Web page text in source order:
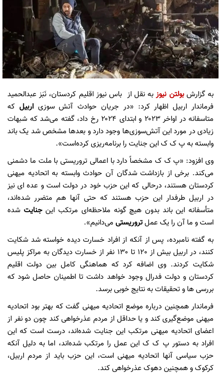
به گزارش بولتن نیوزبه نقل از باس نیوز اقلیم کردستان، نَبَز عبدالحمید
فرماندار اربیل اظهار کرد: «در جریان حوادث آتش سوزیاربیل که
متاسفانه در اواخر ۲۰۲۳ و ابتدای ۲۰۲۴ رخ داد، گفته می‌شد که شبهات
زیادی در مورد این آتش‌سوزی‌ها وجود دارد و بعدها مشخص شد یک باند
وابسته به پ ک ک این جنایت را برنامه‌ریزی کردەاست».
وی افزود: «پ ک ک مشخصاً دارد با اعمالی تروریستی با ملت ما دشمنی
می‌کند. برخی از بازداشت شدگان آن حوادث وابسته به اتحادیه میهنی
کردستان هستند، درحالی که این حزب خود در دولت است و عده ای نیز
در اربیل طرفدار این حزب هستند که حتی آنها هم متضرر شده‌اند،
متأسفانه این باند بدون هیچ گونه ملاحظه‌ای مرتکب اینجنایت شده‌
است و ما آن را یک عملتروریستی می‌دانیم».
به گفته نامبرده، پس از آنکه از افراد خسارت دیده خواسته شد شکایت
کنند، در اربیل بیش از 120 تا 130 نفر از خسارت دیدگان به مراکز پلیس
شکایت کردند. وی اضافه کرد که هماهنگی کامل بین دولت اقلیم
کردستان و دولت فدرال وجود خواهد داشت تا اطمینان حاصل شود که
بررسی ها و تحقیقات به نتایج خوبی برسد.
فرماندار همچنین درباره موضع اتحادیه میهنی گفت که بهتر بود اتحادیه
میهنی موضع‌گیری کند و یا حداقل از مردم عذرخواهی کند چون دو نفر از
اعضای اتحادیه میهنی مرتکب این جنایت شده‌اند، درست است که این
افراد به دستور پ ک ک این عمل را مرتکب شده‌اند، اما به دلیل آنکه
حزب سیاسی آنها اتحادیه میهنی است، این حزب باید از مردم اربیل،
کرکوک و همچنین دهوک عذرخواهی کند.